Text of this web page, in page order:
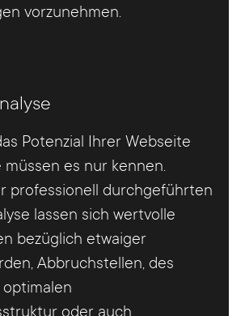
vorzunehmen.
Potenzial Ihrer Webseite
müssen es nur kennen.
professionell durchgeführten
lassen sich wertvolle
bezüglich etwaiger
Abbruchstellen, des
oder auch